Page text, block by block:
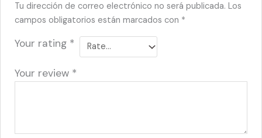
Tu dirección de correo electrónico no será publicada. Los
campos obligatorios están marcados con *
Your rating *
Your review *